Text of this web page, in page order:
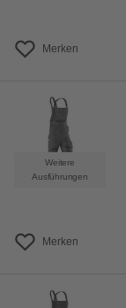
Merken
Weitere
Ausführungen
Merken